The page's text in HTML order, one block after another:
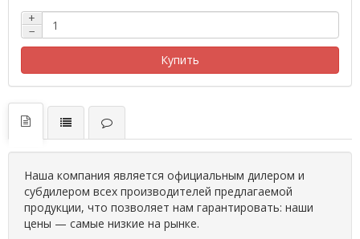
+
−
Купить
Наша компания является официальным дилером и
субдилером всех производителей предлагаемой
продукции, что позволяет нам гарантировать: наши
цены — самые низкие на рынке.